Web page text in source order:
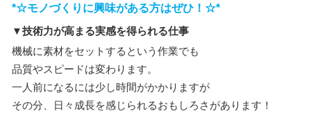
*☆モノづくりに興味がある方はぜひ！☆*
▼技術力が高まる実感を得られる仕事
機械に素材をセットするという作業でも
品質やスピードは変わります。
一人前になるには少し時間がかかりますが
その分、日々成長を感じられるおもしろさがあります！